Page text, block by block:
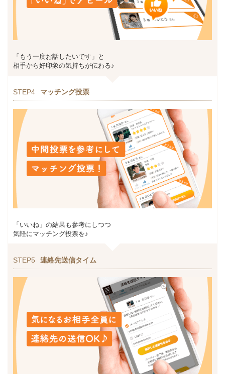
「もう一度お話したいです」と
相手から好印象の気持ちが伝わる♪
STEP4 マッチング投票
「いいね」の結果も参考にしつつ
気軽にマッチング投票を♪
STEP5 連絡先送信タイム